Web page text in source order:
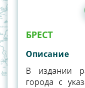
БРЕСТ
Описание
В издании
города с